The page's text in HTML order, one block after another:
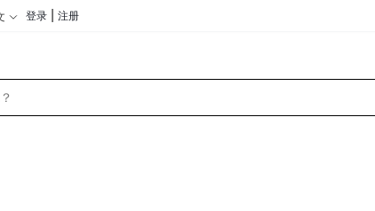
登录 注册